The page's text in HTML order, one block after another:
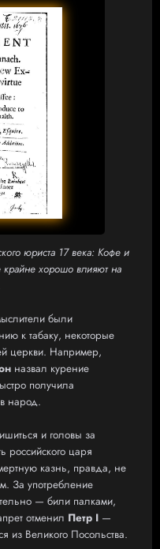
юриста 17 века: Кофе и
крайне хорошо влияют на
были
к табаку, некоторые
церкви. Например,
назвал курение
получила
народ.
и головы за
российского царя
казнь, правда, не
За употребление
— били палками,
отменил Петр I —
из Великого Посольства.